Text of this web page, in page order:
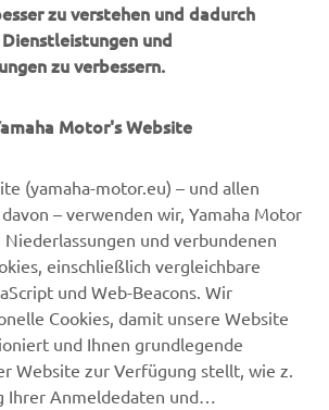
FACTORY
will also benefit from the added
Yamaha Motor Factory Warranty that
labour costs in the unlikely event that
any unforeseen repairs.
A YAMAHA DEALER »
zu verstehen und dadurch
und
zu verbessern.
Motor's Website
(yamaha-motor.eu) – und allen
– verwenden wir, Yamaha Motor
Niederlassungen und verbundenen
einschließlich vergleichbare
und Web-Beacons. Wir
Cookies, damit unsere Website
und Ihnen grundlegende
Website zur Verfügung stellt, wie z.
Ihrer Anmeldedaten und